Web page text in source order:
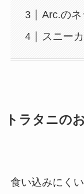
Arc.のネ
スニー
トラタニの
食い込みにく